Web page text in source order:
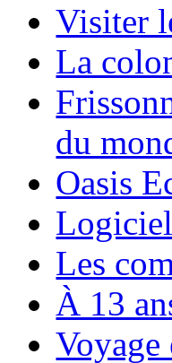
Visiter
La
du
Oasis
Les
À 13